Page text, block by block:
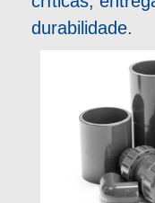
durabilidade.